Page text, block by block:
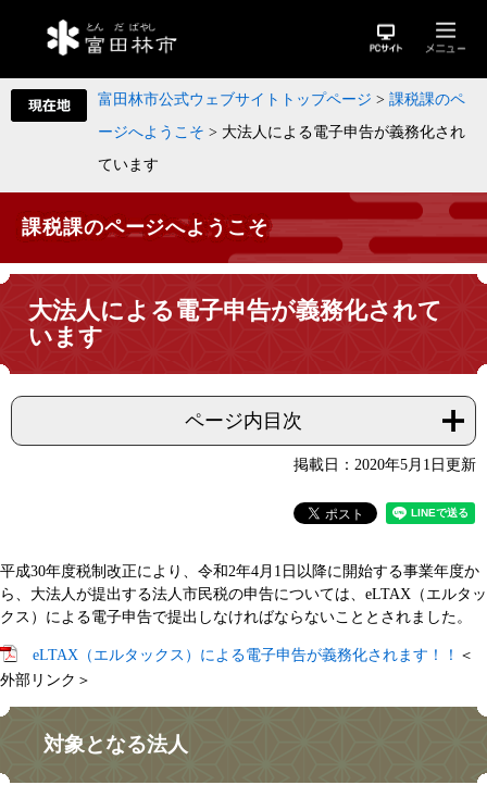
富田林市公式ウェブサイトトップページ > 課税課のペ
ージへようこそ > 大法人による電子申告が義務化され
ています
課税課のページへようこそ
大法人による電子申告が義務化されて
います
ページ内目次
掲載日：2020年5月1日更新
平成30年度税制改正により、令和2年4月1日以降に開始する事業年度か
ら、大法人が提出する法人市民税の申告については、eLTAX（エルタッ
クス）による電子申告で提出しなければならないこととされました。
eLTAX（エルタックス）による電子申告が義務化されます！！ ＜
外部リンク＞
対象となる法人